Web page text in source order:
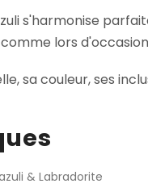
s'harmonise
lors
sa couleur, ses
& Labradorite